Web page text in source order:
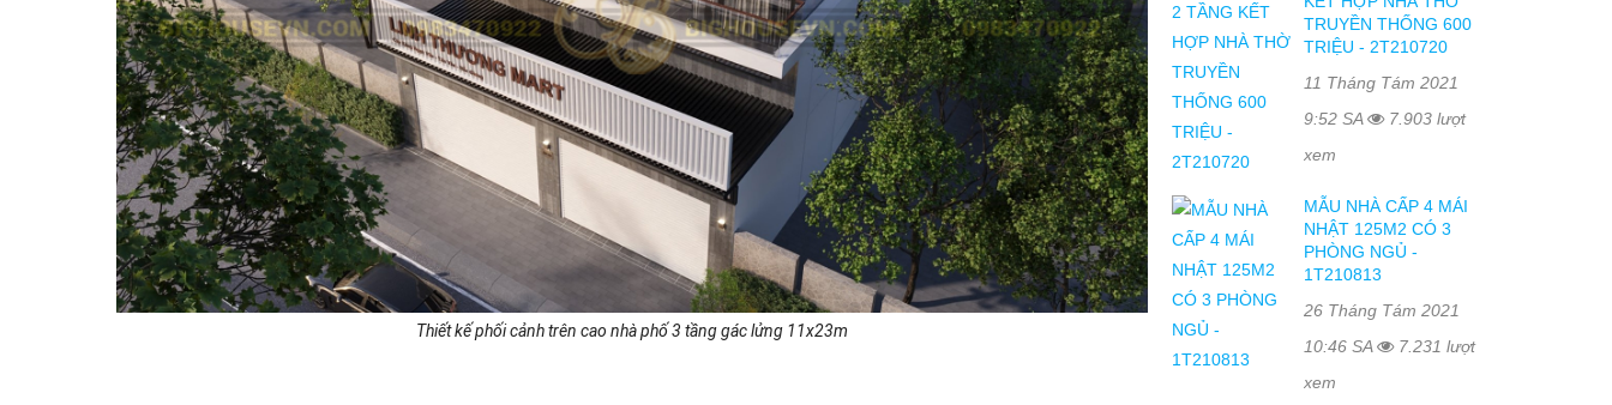
Thiết kế phối cảnh trên cao nhà phố 3 tầng gác lửng 11x23m
TRUYỀN THỐNG 600
TRIỆU - 2T210720
11 Tháng Tám 2021
9:52 SA
7.903 lượt
xem
MẪU NHÀ CẤP 4 MÁI
NHẬT 125M2 CÓ 3
PHÒNG NGỦ -
1T210813
26 Tháng Tám 2021
10:46 SA
7.231 lượt
xem